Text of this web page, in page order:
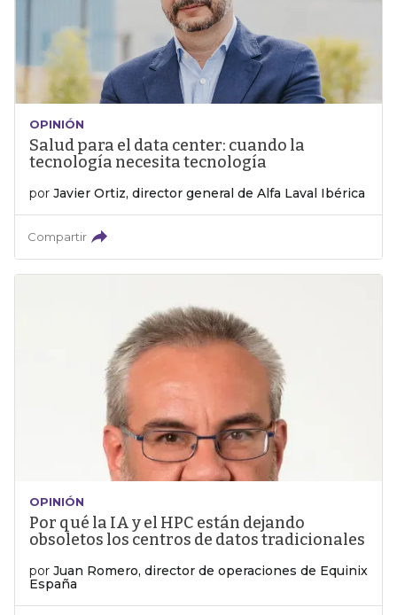
OPINIÓN
Salud para el data center: cuando la
tecnología necesita tecnología
por Javier Ortiz, director general de Alfa Laval Ibérica
Compartir
OPINIÓN
Por qué la IA y el HPC están dejando
obsoletos los centros de datos tradicionales
por Juan Romero, director de operaciones de Equinix
España